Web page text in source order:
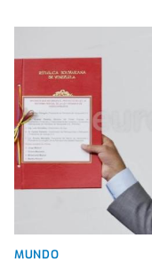
MUNDO